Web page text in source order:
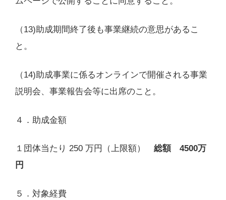
（13)助成期間終了後も事業継続の意思があるこ
と。
（14)助成事業に係るオンラインで開催される事業
説明会、事業報告会等に出席のこと。
４．助成金額
１団体当たり 250 万円（上限額） 総額 4500万
円
５．対象経費